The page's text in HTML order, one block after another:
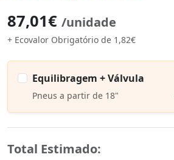
87,01€ /unidade
+ Ecovalor Obrigatório de 1,82€
Equilibragem + Válvula
Pneus a partir de 18"
Total Estimado: